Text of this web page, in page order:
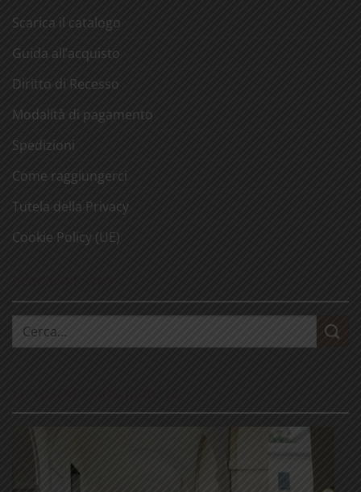
Scarica il catalogo
Guida all’acquisto
Diritto di Recesso
Modalità di pagamento
Spedizioni
Come raggiungerci
Tutela della Privacy
Cookie Policy (UE)
Cerca: